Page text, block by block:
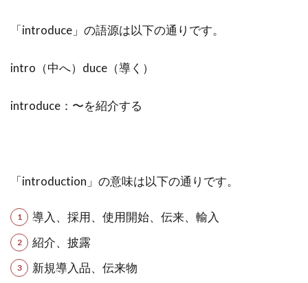
「introduce」の語源は以下の通りです。
intro（中へ）duce（導く）
introduce：〜を紹介する
「introduction」の意味は以下の通りです。
導入、採用、使用開始、伝来、輸入
紹介、披露
新規導入品、伝来物